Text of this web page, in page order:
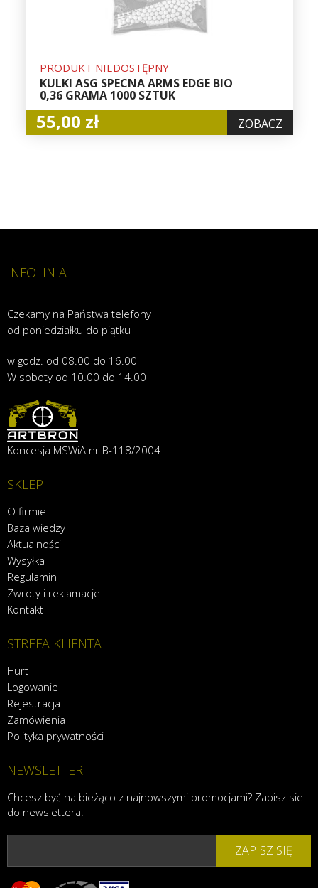
PRODUKT NIEDOSTĘPNY
KULKI ASG SPECNA ARMS EDGE BIO
0,36 GRAMA 1000 SZTUK
55,00 zł ZOBACZ
INFOLINIA
Czekamy na Państwa telefony
od poniedziałku do piątku
w godz. od 08.00 do 16.00
W soboty od 10.00 do 14.00
Koncesja MSWiA nr B-118/2004
SKLEP
O firmie
Baza wiedzy
Aktualności
Wysyłka
Regulamin
Zwroty i reklamacje
Kontakt
STREFA KLIENTA
Hurt
Logowanie
Rejestracja
Zamówienia
Polityka prywatności
NEWSLETTER
Chcesz być na bieżąco z najnowszymi promocjami? Zapisz sie
do newslettera!
ZAPISZ SIĘ